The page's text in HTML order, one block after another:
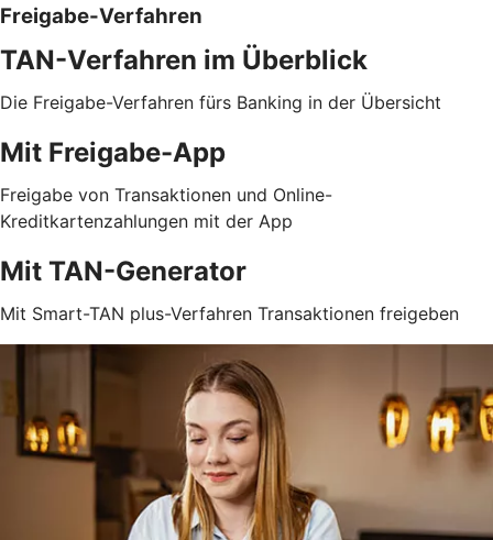
Freigabe-Verfahren
TAN-Verfahren im Überblick
Die Freigabe-Verfahren fürs Banking in der Übersicht
Mit Freigabe-App
Freigabe von Transaktionen und Online-
Kreditkartenzahlungen mit der App
Mit TAN-Generator
Mit Smart-TAN plus-Verfahren Transaktionen freigeben